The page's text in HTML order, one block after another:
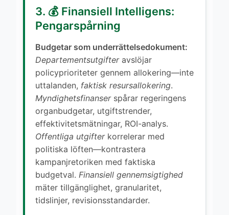
3. 💰 Finansiell Intelligens:
Pengarspårning
Budgetar som underrättelsedokument:
Departementsutgifteravslöjar
policyprioriteter gennem allokering—inte
uttalanden, faktisk resursallokering.
Myndighetsfinanserspårar regeringens
organbudgetar, utgiftstrender,
effektivitetsmätningar, ROI-analys.
Offentliga utgifterkorrelerar med
politiska löften—kontrastera
kampanjretoriken med faktiska
budgetval. Finansiell gennemsigtighed
mäter tillgänglighet, granularitet,
tidslinjer, revisionsstandarder.